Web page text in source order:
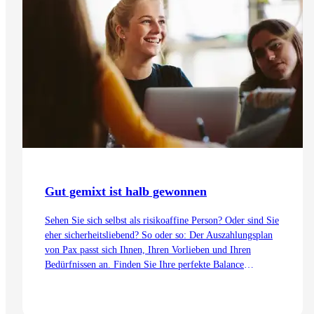
Gut gemixt ist halb gewonnen
Sehen Sie sich selbst als risikoaffine Person? Oder sind Sie
eher sicherheitsliebend? So oder so: Der Auszahlungsplan
von Pax passt sich Ihnen, Ihren Vorlieben und Ihren
Bedürfnissen an. Finden Sie Ihre perfekte Balance